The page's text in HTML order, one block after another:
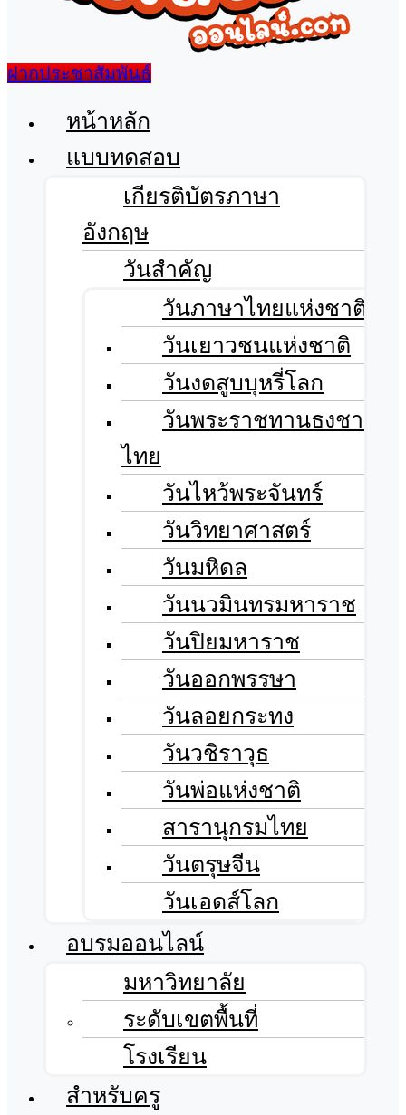
ฝากประชาสัมพันธ์
หน้าหลัก
แบบทดสอบ
เกียรติบัตรภาษา
อังกฤษ
วันสำคัญ
วันภาษาไทยแห่งชาติ
วันเยาวชนแห่งชาติ
วันงดสูบบุหรี่โลก
วันพระราชทานธงชาติ
ไทย
วันไหว้พระจันทร์​
วันวิทยาศาสตร์
วันมหิดล
วันนวมินทรมหาราช
วันปิยมหาราช
วันออกพรรษา
วันลอยกระทง
วันวชิราวุธ
วันพ่อแห่งชาติ
สารานุกรมไทย
วันตรุษจีน
วันเอดส์โลก
อบรมออนไลน์
มหาวิทยาลัย
ระดับเขตพื้นที่
โรงเรียน
สำหรับครู